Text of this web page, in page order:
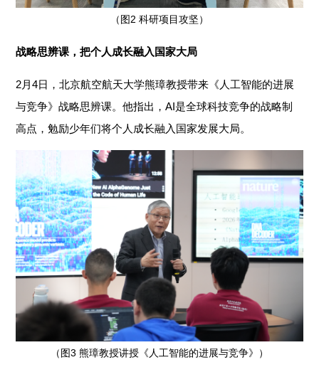
（图2 科研项目攻坚）
战略思辨课，把个人成长融入国家大局
2月4日，北京航空航天大学熊璋教授带来《人工智能的进展
与竞争》战略思辨课。他指出，AI是全球科技竞争的战略制
高点，勉励少年们将个人成长融入国家发展大局。
（图3 熊璋教授讲授《人工智能的进展与竞争》）